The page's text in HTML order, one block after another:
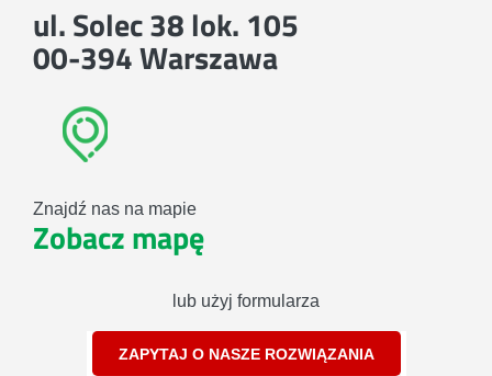
ul. Solec 38 lok. 105
00-394 Warszawa
Znajdź nas na mapie
Zobacz mapę
lub użyj formularza
ZAPYTAJ O NASZE ROZWIĄZANIA